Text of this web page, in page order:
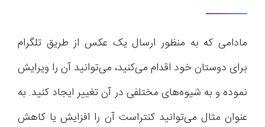
مادامی که به منظور ارسال یک عکس از طریق تلگرام
برای دوستان خود اقدام می‌کنید، می‌توانید آن را ویرایش
نموده و به شیوه‌های مختلفی در آن تغییر ایجاد کنید. به
عنوان مثال می‌توانید کنتراست آن را افزایش یا کاهش